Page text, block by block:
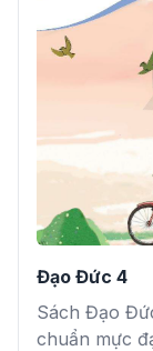
Đạo Đức 4
Sách Đạo
chuẩn mực